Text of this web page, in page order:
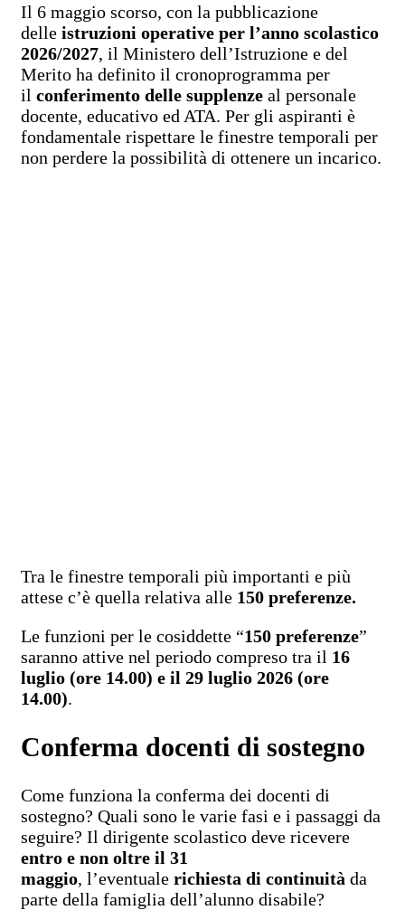
Il 6 maggio scorso, con la pubblicazione
delle istruzioni operative per l’anno scolastico
2026/2027, il Ministero dell’Istruzione e del
Merito ha definito il cronoprogramma per
il conferimento delle supplenze al personale
docente, educativo ed ATA. Per gli aspiranti è
fondamentale rispettare le finestre temporali per
non perdere la possibilità di ottenere un incarico.
Tra le finestre temporali più importanti e più
attese c’è quella relativa alle 150 preferenze.
Le funzioni per le cosiddette “150 preferenze”
saranno attive nel periodo compreso tra il 16
luglio (ore 14.00) e il 29 luglio 2026 (ore
14.00).
Conferma docenti di sostegno
Come funziona la conferma dei docenti di
sostegno? Quali sono le varie fasi e i passaggi da
seguire? Il dirigente scolastico deve ricevere
entro e non oltre il 31
maggio, l’eventuale richiesta di continuità da
parte della famiglia dell’alunno disabile?